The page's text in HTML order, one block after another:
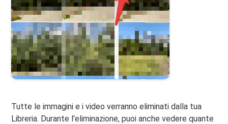
Tutte le immagini e i video verranno eliminati dalla tua
Libreria. Durante l'eliminazione, puoi anche vedere quante